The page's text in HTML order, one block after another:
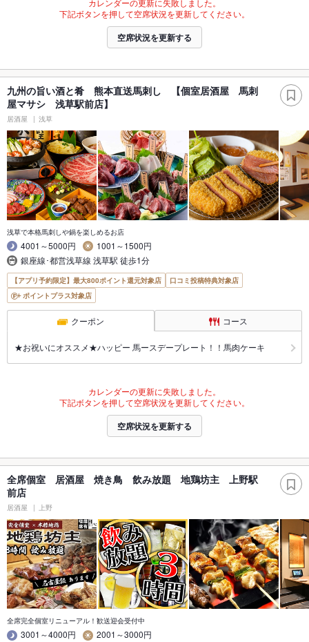
下記ボタンを押して空席状況を更新してください。
空席状況を更新する
九州の旨い酒と肴 熊本直送馬刺し 【個室居酒屋 馬刺
屋マサシ 浅草駅前店】
居酒屋 浅草
浅草で本格馬刺しや鍋を楽しめるお店
4001～5000円
1001～1500円
銀座線･都営浅草線 浅草駅 徒歩1分
【アプリ予約限定】最大800ポイント還元対象店
口コミ投稿特典対象店
ポイントプラス対象店
クーポン コース
★お祝いにオススメ★ハッピー 馬ースデープレート！！馬肉ケーキ
カレンダーの更新に失敗しました。
下記ボタンを押して空席状況を更新してください。
空席状況を更新する
全席個室 居酒屋 焼き鳥 飲み放題 地鶏坊主 上野駅
前店
居酒屋 上野
全席完全個室リニューアル！歓送迎会受付中
3001～4000円
2001～3000円